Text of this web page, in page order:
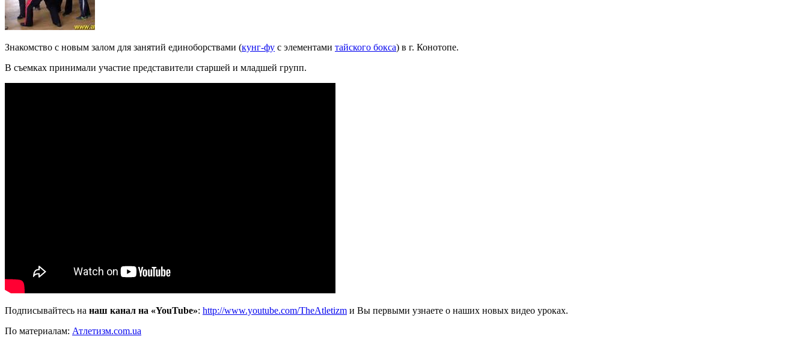
Знакомство с новым залом для занятий единоборствами (кунг-фу с элементами тайского бокса) в г. Конотопе.
В съемках принимали участие представители старшей и младшей групп.
Подписывайтесь на наш канал на «YouTube»: http://www.youtube.com/TheAtletizm и Вы первыми узнаете о наших новых видео уроках.
По материалам: Атлетизм.com.ua